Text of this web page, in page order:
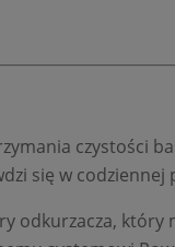
czystości
się w
odkurzacza, który